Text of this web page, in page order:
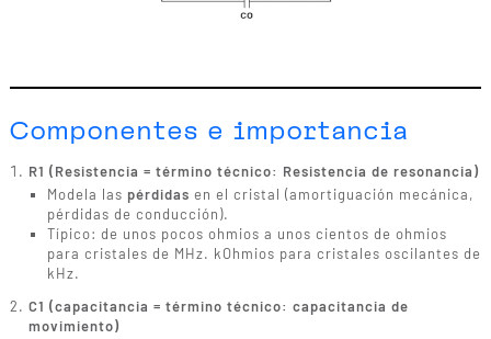
Componentes e importancia
R1 (Resistencia = término técnico: Resistencia de resonancia)
Modela las pérdidas en el cristal (amortiguación mecánica,
pérdidas de conducción).
Típico: de unos pocos ohmios a unos cientos de ohmios
para cristales de MHz. kOhmios para cristales oscilantes de
kHz.
C1 (capacitancia = término técnico: capacitancia de
movimiento)